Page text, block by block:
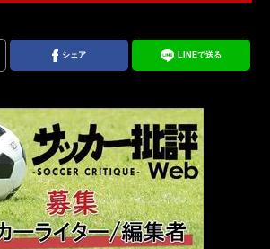
シェア LINEで送る